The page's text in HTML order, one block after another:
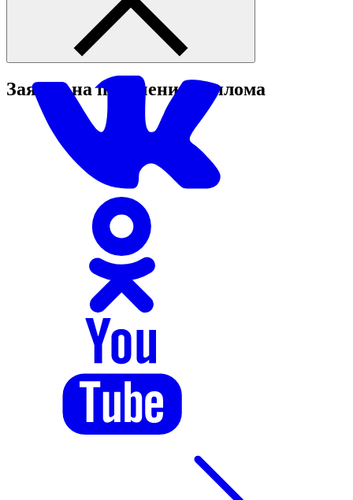
Заявка на получение диплома